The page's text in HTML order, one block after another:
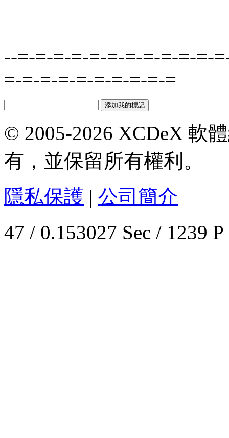
--=-=-=-=-=-=-=-=-=-=-=-
=-=-=-=-=-=-=-=-=-=
© 2005-2026 XCDeX 軟
有，並保留所有權利。
隱私保護 | 公司簡介
47 / 0.153027 Sec / 1239